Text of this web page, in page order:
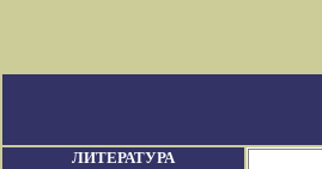
ЛИТЕРАТУРА